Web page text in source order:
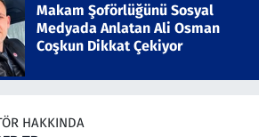
Makam Şoförlüğünü Sosyal
Medyada Anlatan Ali Osman
Coşkun Dikkat Çekiyor
HAKKINDA